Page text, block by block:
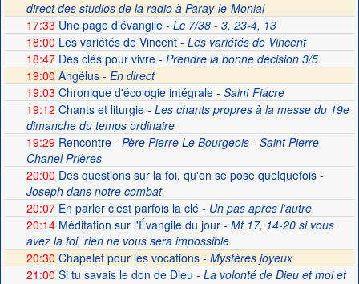
direct des studios de la radio à Paray-le-Monial
17:33 Une page d'évangile- Lc 7/38 - 3, 23-4, 13
18:00 Les variétés de Vincent- Les variétés de Vincent
18:47Des clés pour vivre- Prendre la bonne décision 3/5
19:00 Angélus - En direct
19:03 Chronique d'écologie intégrale- Saint Fiacre
19:12 Chants et liturgie- Les chants propres à la messe du 19e
dimanche du temps ordinaire
19:29Rencontre- Père Pierre Le Bourgeois - Saint Pierre
Chanel Prières
20:00 Des questions sur la foi, qu'on se pose quelquefois-
Joseph dans notre combat
20:07En parler c'est parfois la clé- Un pas apres l'autre
20:14Méditation sur l'Évangile du jour- Mt 17, 14-20 si vous
avez la foi, rien ne vous sera impossible
20:30 Chapelet pour les vocations - Mystères joyeux
21:00 Si tu savais le don de Dieu - La volonté de Dieu et moi et